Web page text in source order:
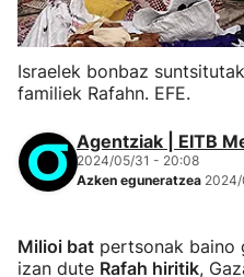
Israelek bonbaz
familiek Rafahn. EFE.
Agentziak | EITB
2024/05/31 - 20:08
Azken eguneratzea
Milioi bat pertsonak baino
izan dute Rafah hiritik,